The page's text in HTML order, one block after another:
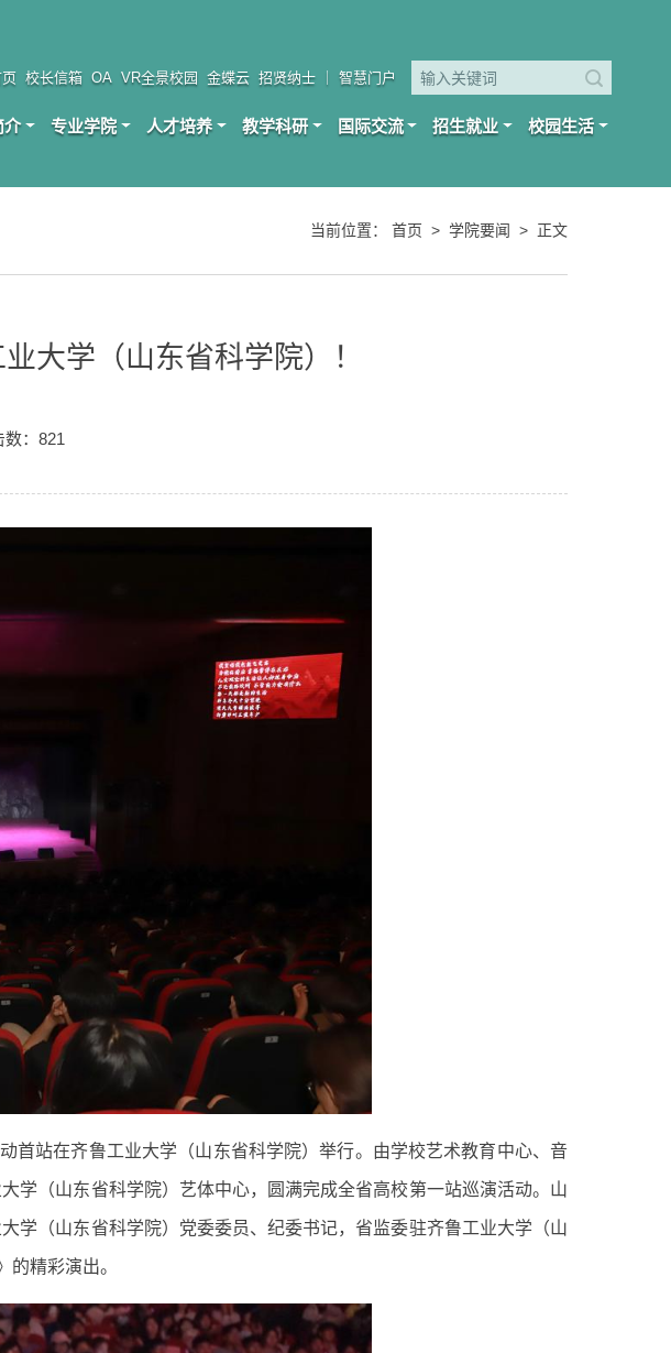
校长信箱 OA VR全景校园 金蝶云 招贤纳士 智慧门户
介 专业学院 人才培养 教学科研 国际交流 招生就业 校园生活
当前位置： 首页 > 学院要闻 > 正文
大学（山东省科学院）！
： 821
首站在齐鲁工业大学（山东省科学院）举行。由学校艺术教育中心、音
学（山东省科学院）艺体中心，圆满完成全省高校第一站巡演活动。山
学（山东省科学院）党委委员、纪委书记，省监委驻齐鲁工业大学（山
精彩演出。